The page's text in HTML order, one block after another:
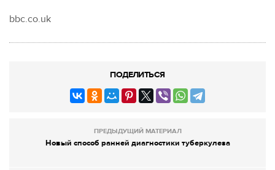
bbc.co.uk
ПОДЕЛИТЬСЯ
ПРЕДЫДУЩИЙ МАТЕРИАЛ
Новый способ ранней диагностики туберкулеза